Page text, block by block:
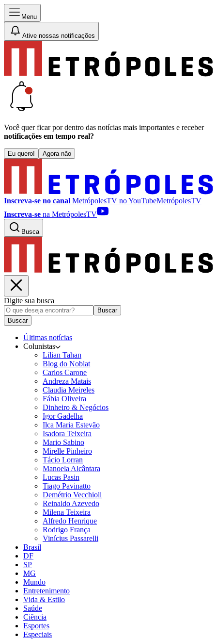
Menu
Ative nossas notificações
Você quer ficar por dentro das notícias mais importantes e receber
notificações em tempo real?
Eu quero! Agora não
Inscreva-se no canal MetrópolesTV noYouTubeMetrópolesTV
Inscreva-se na MetrópolesTV
Busca
Digite sua busca
Buscar
Buscar
Últimas notícias
Colunistas
Lilian Tahan
Blog do Noblat
Carlos Carone
Andreza Matais
Claudia Meireles
Fábia Oliveira
Dinheiro & Negócios
Igor Gadelha
Ilca Maria Estevão
Isadora Teixeira
Mario Sabino
Mirelle Pinheiro
Tácio Lorran
Manoela Alcântara
Lucas Pasin
Tiago Pavinatto
Demétrio Vecchioli
Reinaldo Azevedo
Milena Teixeira
Alfredo Henrique
Rodrigo França
Vinícius Passarelli
Brasil
DF
SP
MG
Mundo
Entretenimento
Vida & Estilo
Saúde
Ciência
Esportes
Especiais